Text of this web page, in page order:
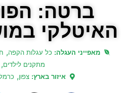
ברטה:
האיטלקי
מאפייני העגלה: כל עגלות הקפה,
מתקנים לילדים,
איזור בארץ:צפון,